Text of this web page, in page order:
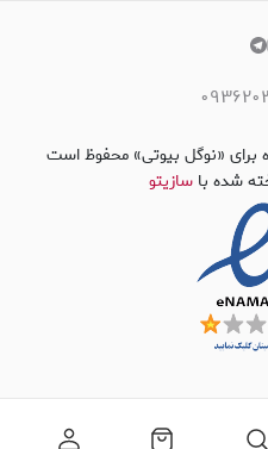
برای «نوگل بیوتی» محفوظ است
شده با سازیتو